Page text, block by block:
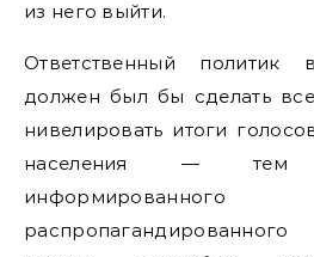
из него выйти.
Ответственный политик
должен был бы сделать
нивелировать итоги
населения — тем